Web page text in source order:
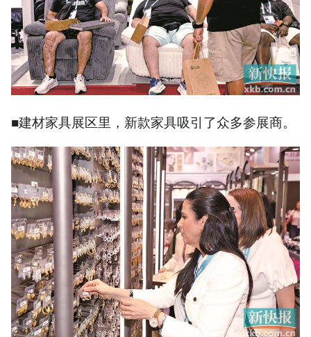
■建材家具展区里，新款家具吸引了众多参展商。